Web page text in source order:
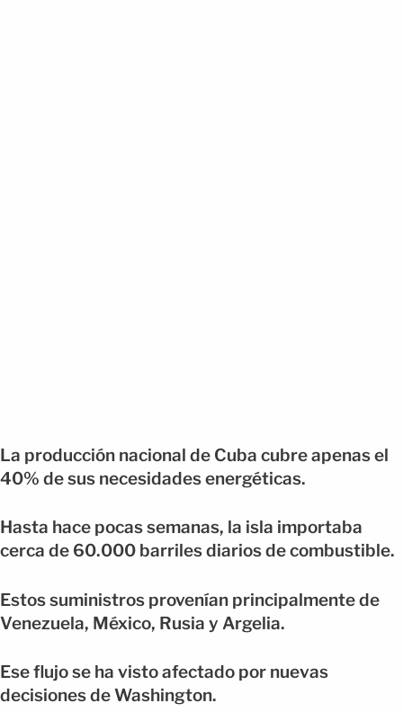
La producción nacional de Cuba cubre apenas el
40% de sus necesidades energéticas.
Hasta hace pocas semanas, la isla importaba
cerca de 60.000 barriles diarios de combustible.
Estos suministros provenían principalmente de
Venezuela, México, Rusia y Argelia.
Ese flujo se ha visto afectado por nuevas
decisiones de Washington.